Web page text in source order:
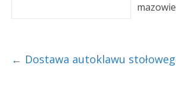
← Dostawa autoklawu